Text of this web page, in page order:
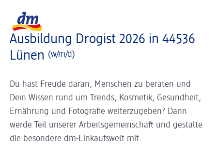
Ausbildung Drogist 2026 in 44536
Lünen (w/m/d)
Du hast Freude daran, Menschen zu beraten und
Dein Wissen rund um Trends, Kosmetik, Gesundheit,
Ernährung und Fotografie weiterzugeben? Dann
werde Teil unserer Arbeitsgemeinschaft und gestalte
die besondere dm-Einkaufswelt mit.